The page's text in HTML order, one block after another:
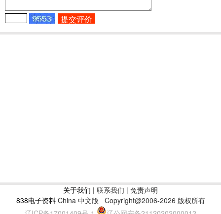
关于我们 | 联系我们 | 免责声明
838电子资料China 中文版
Copyright@2006-2026 版权所有